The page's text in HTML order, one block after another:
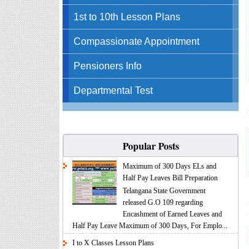
1st to 10th Lesson Plans
Compassionate Appointment
Pensioners Info
Departmental Test
Popular Posts
Maximum of 300 Days ELs and
Half Pay Leaves Bill Preparation
Telangana State Government
released G.O 109 regarding
Encashment of Earned Leaves and
Half Pay Leave Maximum of 300 Days, For Emplo...
I to X Classes Lesson Plans